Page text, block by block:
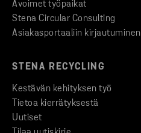
Avoimet työpaikat
Stena Circular Consulting
Asiakasportaaliin kirjautuminen
STENA RECYCLING
Kestävän kehityksen työ
Tietoa kierrätyksestä
Uutiset